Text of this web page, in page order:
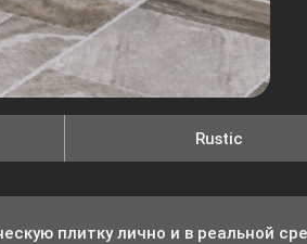
Rustic
плитку лично и в реальной